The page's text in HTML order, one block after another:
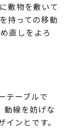
敷物を敷いて
持っての移動
直しをよろ
テーブルで
動線を妨げな
ンとです。